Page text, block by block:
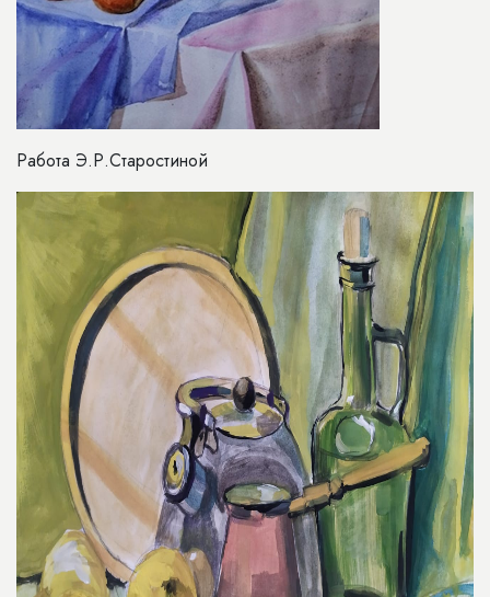
Работа Э.Р.Старостиной